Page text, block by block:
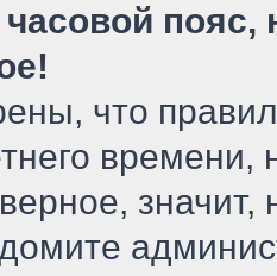
пояс,
что
значит,